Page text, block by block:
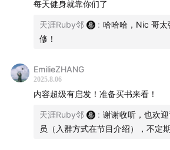
如果你的项目正在找天使投资人 or 顾
Enjoy, 伟大的天使投资人和纳斯达克
关键词：
每天健身就靠你们了
天涯Ruby邻 : 哈哈哈，Nic 哥
修！
EmilieZHANG
2025.8.06
内容超级有启发！准备买书来看！
天涯Ruby邻 : 谢谢收听，也欢
员（入群方式在节目介绍），不定